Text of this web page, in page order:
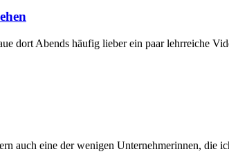
dort Abends häufig lieber ein paar lehrreiche
auch eine der wenigen Unternehmerinnen, die